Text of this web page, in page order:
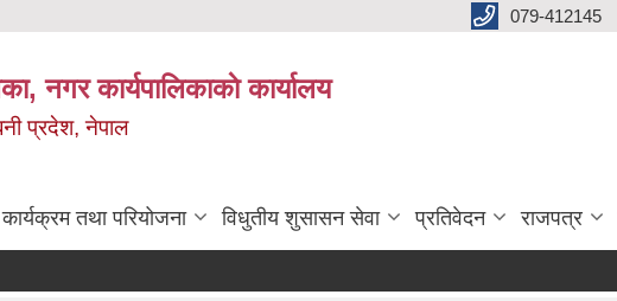
079-412145
नगर कार्यपालिकाकाे कार्यालय
प्रदेश, नेपाल
कार्यक्रम तथा परियोजना विधुतीय शुसासन सेवा प्रतिवेदन राजपत्र